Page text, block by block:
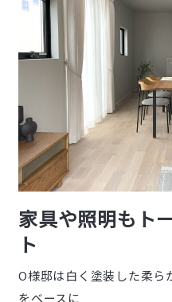
家具や照明もト
ト
O様邸は白く塗装した柔ら
をベースに